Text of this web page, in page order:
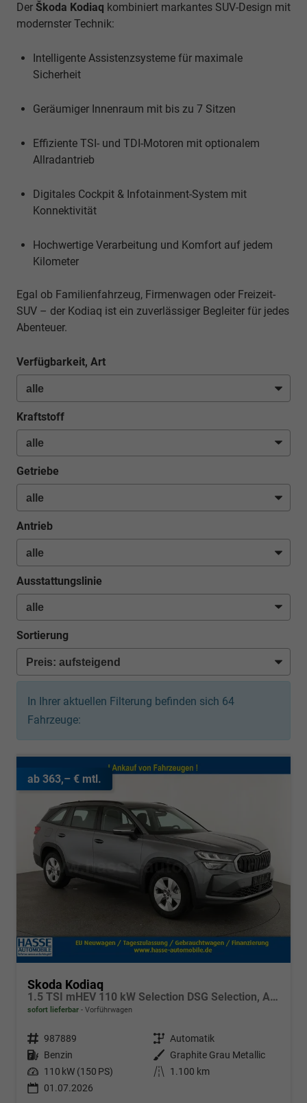
Der Škoda Kodiaq kombiniert markantes SUV-Design mit
modernster Technik:
Intelligente Assistenzsysteme für maximale
Sicherheit
Geräumiger Innenraum mit bis zu 7 Sitzen
Effiziente TSI- und TDI-Motoren mit optionalem
Allradantrieb
Digitales Cockpit & Infotainment-System mit
Konnektivität
Hochwertige Verarbeitung und Komfort auf jedem
Kilometer
Egal ob Familienfahrzeug, Firmenwagen oder Freizeit-
SUV – der Kodiaq ist ein zuverlässiger Begleiter für jedes
Abenteuer.
Verfügbarkeit, Art
Kraftstoff
Getriebe
Antrieb
Ausstattungslinie
Sortierung
In Ihrer aktuellen Filterung befinden sich 64
Fahrzeuge:
ab 363,– € mtl.
Skoda Kodiaq
1.5 TSI mHEV 110 kW Selection DSG Selection, AHK, Navi, Side, Kamera, Winter, 4 J.- Garantie
sofort lieferbar Vorführwagen
Fahrzeugnr. 987889 Getriebe Automatik
Kraftstoff Benzin Außenfarbe
Graphite Grau Metallic
Leistung 110 kW (150 PS) Kilometerstand
1.100 km
01.07.2026